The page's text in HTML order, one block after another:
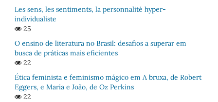
Les sens, les sentiments, la personnalité hyper-
individualiste
25
O ensino de literatura no Brasil: desafios a superar em
busca de práticas mais eficientes
22
Ética feminista e feminismo mágico em A bruxa, de Robert
Eggers, e Maria e João, de Oz Perkins
22